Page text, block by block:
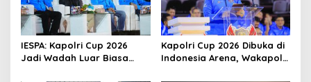
IESPA: Kapolri Cup 2026
Jadi Wadah Luar Biasa
Kapolri Cup 2026 Dibuka di
Indonesia Arena, Wakapolri